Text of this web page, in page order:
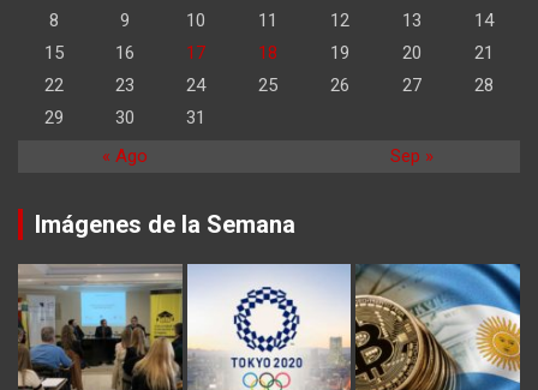
« Ago Sep »
8
9 10 11 12 13
14
15
16 17 18 19 20
21
22
23 24 25 26 27
28
29
30 31
Imágenes de la Semana